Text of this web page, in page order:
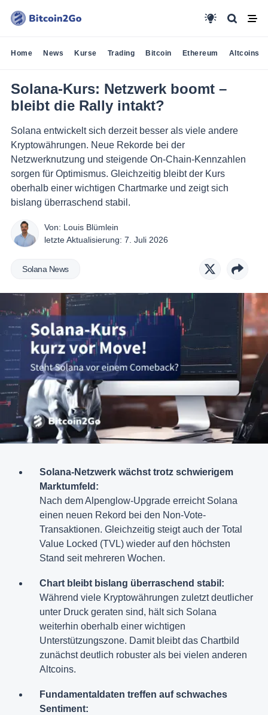
Home News Kurse Trading Bitcoin Ethereum Altcoins
Solana-Kurs: Netzwerk boomt –
bleibt die Rally intakt?
Solana entwickelt sich derzeit besser als viele andere
Kryptowährungen. Neue Rekorde bei der
Netzwerknutzung und steigende On-Chain-Kennzahlen
sorgen für Optimismus. Gleichzeitig bleibt der Kurs
oberhalb einer wichtigen Chartmarke und zeigt sich
bislang überraschend stabil.
Von: Louis Blümlein
letzte Aktualisierung: 7. Juli 2026
Solana News
Solana-Netzwerk wächst trotz schwierigem
Marktumfeld:
Nach dem Alpenglow-Upgrade erreicht Solana
einen neuen Rekord bei den Non-Vote-
Transaktionen. Gleichzeitig steigt auch der Total
Value Locked (TVL) wieder auf den höchsten
Stand seit mehreren Wochen.
Chart bleibt bislang überraschend stabil:
Während viele Kryptowährungen zuletzt deutlicher
unter Druck geraten sind, hält sich Solana
weiterhin oberhalb einer wichtigen
Unterstützungszone. Damit bleibt das Chartbild
zunächst deutlich robuster als bei vielen anderen
Altcoins.
Fundamentaldaten treffen auf schwaches
Sentiment: